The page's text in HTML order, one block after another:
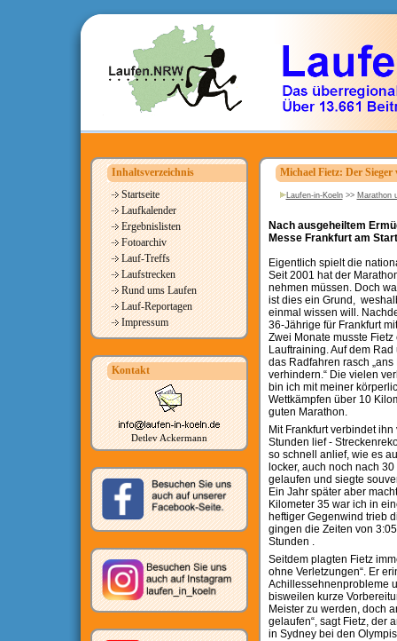
Inhaltsverzeichnis
Startseite
Laufkalender
Ergebnislisten
Fotoarchiv
Lauf-Treffs
Laufstrecken
Rund ums Laufen
Lauf-Reportagen
Impressum
Kontakt
Detlev Ackermann
Michael Fietz: Der
Laufen-in-Koeln>> Marathon
Nach ausgeheiltem
Messe Frankfurt am
Eigentlich spielt die
Seit 2001 hat der
nehmen müssen. Doch
ist dies ein Grund,
einmal wissen will.
36-Jährige für Frankfurt
Zwei Monate musste
Lauftraining. Auf dem
das Radfahren rasch
verhindern.“ Die vielen
bin ich mit meiner
Wettkämpfen über 10
guten Marathon.
Mit Frankfurt verbindet
Stunden lief -
so schnell anlief, wie es
locker, auch noch nach
gelaufen und siegte
Ein Jahr später aber
Kilometer 35 war ich in
heftiger Gegenwind trieb
gingen die Zeiten von
Stunden .
Seitdem plagten Fietz
ohne Verletzungen“. Er
Achillessehnenprobleme
bisweilen kurze
Meister zu werden, doch
gelaufen“, sagt Fietz, der
in Sydney bei den